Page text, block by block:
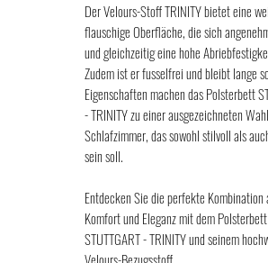
Der Velours-Stoff TRINITY bietet eine
flauschige Oberfläche, die sich
und gleichzeitig eine hohe
Zudem ist er fusselfrei und bleibt lange
Eigenschaften machen das Polsterbett
- TRINITY zu einer ausgezeichneten
Schlafzimmer, das sowohl stilvoll als
sein soll.
Entdecken Sie die perfekte Kombination
Komfort und Eleganz mit dem Polsterbett
STUTTGART - TRINITY und seinem